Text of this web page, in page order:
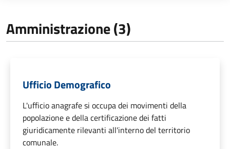
Amministrazione (3)
Ufficio Demografico
L'ufficio anagrafe si occupa dei movimenti della
popolazione e della certificazione dei fatti
giuridicamente rilevanti all'interno del territorio
comunale.